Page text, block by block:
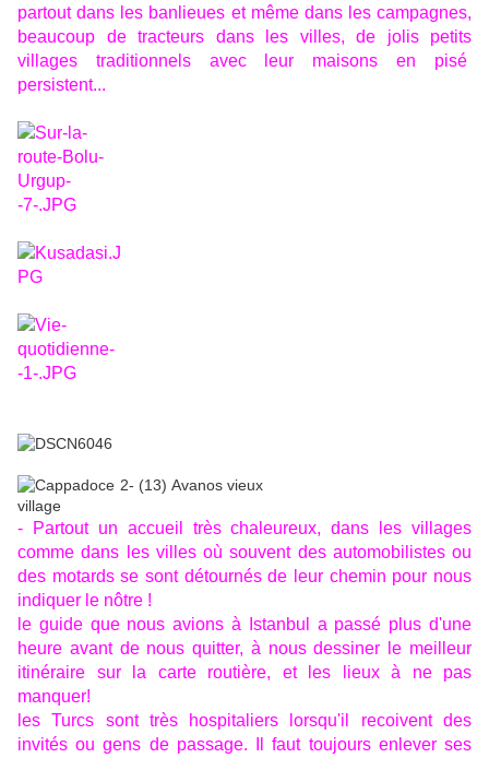
partout dans les banlieues et même dans les campagnes,
beaucoup de tracteurs dans les villes, de jolis petits
villages traditionnels avec leur maisons en pisé
persistent...
-
Partout un accueil très chaleureux, dans les villages
comme dans les villes où souvent des automobilistes ou
des motards se sont détournés de leur chemin pour nous
indiquer le nôtre !
le guide que nous avions à Istanbul a passé plus d'une
heure avant de nous quitter, à nous dessiner le meilleur
itinéraire sur la carte routière, et les lieux à ne pas
manquer!
les Turcs sont très hospitaliers lorsqu'il recoivent des
invités ou gens de passage. Il faut toujours enlever ses